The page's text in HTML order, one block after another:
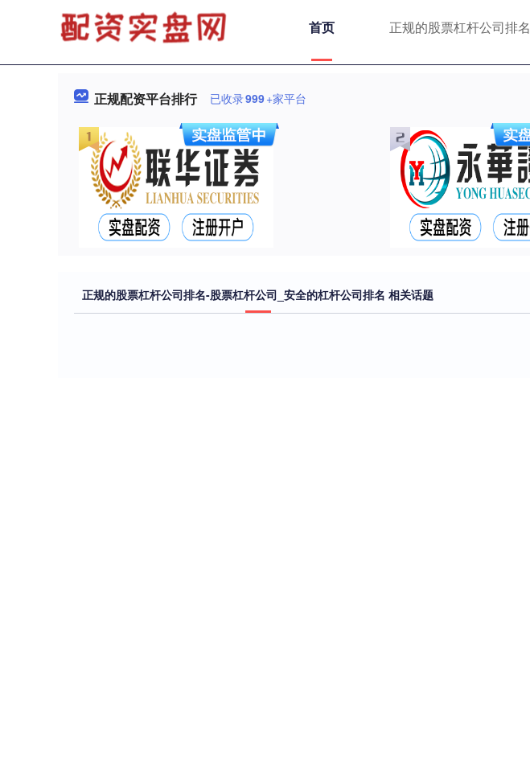
首页 正规的股票杠杆公司排名
正规配资平台排行 已收录999+家平台
正规的股票杠杆公司排名-股票杠杆公司_安全的杠杆公司排名 相关话题